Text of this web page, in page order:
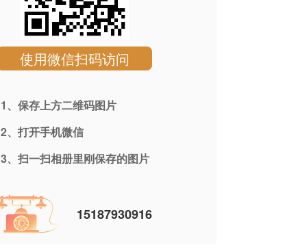
使用微信扫码访问
1、保存上方二维码图片
2、打开手机微信
3、扫一扫相册里刚保存的图片
15187930916